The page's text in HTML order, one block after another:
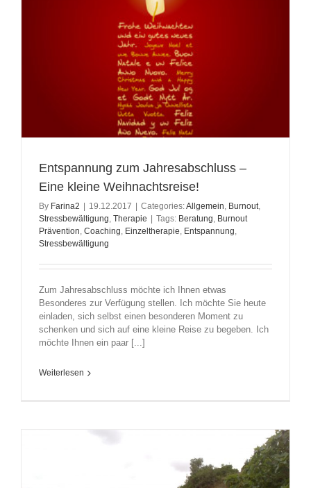
Entspannung zum Jahresabschluss –
Eine kleine Weihnachtsreise!
By Farina2 | 19.12.2017 | Categories:Allgemein Burnout
Stressbewältigung Therapie | Tags: Beratung Burnout
Prävention Coaching Einzeltherapie Entspannung
Stressbewältigung
Zum Jahresabschluss möchte ich Ihnen etwas
Besonderes zur Verfügung stellen. Ich möchte Sie heute
einladen, sich selbst einen besonderen Moment zu
schenken und sich auf eine kleine Reise zu begeben. Ich
möchte Ihnen ein paar [...]
Weiterlesen